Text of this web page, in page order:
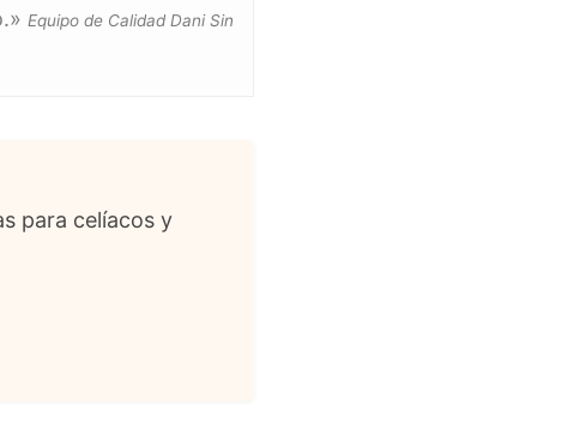
Equipo de Calidad Dani Sin
para celíacos y